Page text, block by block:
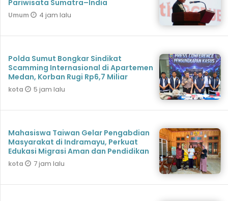
Pariwisata Sumatra–India
Umum 4 jam lalu
Polda Sumut Bongkar Sindikat
Scamming Internasional di Apartemen
Medan, Korban Rugi Rp6,7 Miliar
kota 5 jam lalu
Mahasiswa Taiwan Gelar Pengabdian
Masyarakat di Indramayu, Perkuat
Edukasi Migrasi Aman dan Pendidikan
kota 7 jam lalu